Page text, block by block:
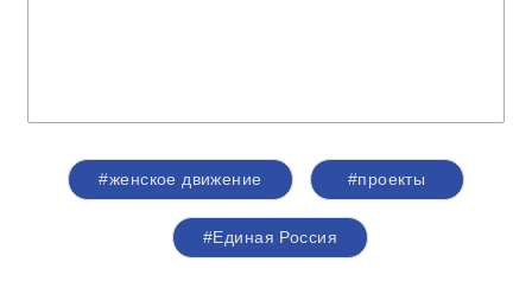
#женское движение #проекты
#Единая Россия